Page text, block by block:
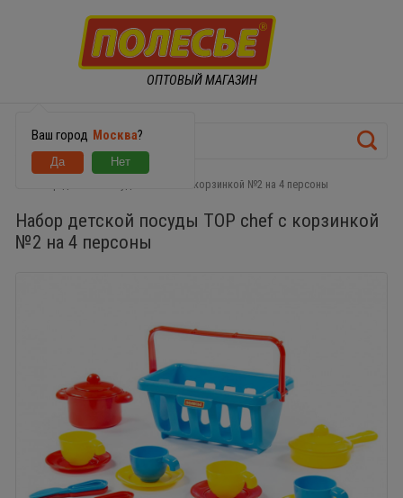
ОПТОВЫЙ МАГАЗИН
Ваш город Москва?
Набор детской посуды TOP chef с корзинкой №2 на 4 персоны
Набор детской посуды TOP chef с корзинкой
№2 на 4 персоны